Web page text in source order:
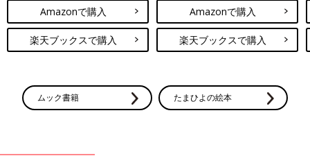
Amazonで購入
楽天ブックスで購入
Amazonで購入
楽天ブックスで購入
ムック書籍 たまひよの絵本